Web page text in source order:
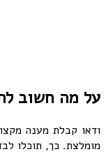
על מה חשוב
ודאו קבלת מענה
מומלצת. כך, תוכלו